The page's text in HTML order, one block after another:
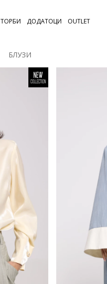
ТОРБИ ДОДАТОЦИ OUTLET
БЛУЗИ